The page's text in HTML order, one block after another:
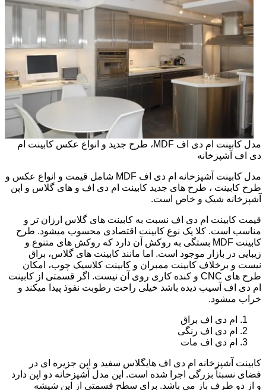
مدل کابینت ام دی اف MDF، طرح جدید و انواع عکس کابینت ام
دی اف آشپزخانه
مدل کابینت آشپزخانه ام دی اف MDF شامل قیمت و انواع عکس و
طرح کابینت ، طرح های جدید کابینت ام دی اف و های گلاس و اپن
آشپزخانه شیک و خاص است.
قیمت کابینت ام دی اف نسبت به کابینت های گلاس ارزان تر و
مناسب است. کلا یک نوع کابینت اقتصادی محسوب میشود. طرح
کابینت MDF بستگی به روکش آن دارد که روکش های متنوع و
زیبایی در بازار موجود است. اما مانند کابینت های گلاس، براق
نیست و برخلاف کابینت ممبران و کابینت کلاسیک چوب، امکان
طرح های CNC و کنده کاری روی آن نیست. اگر قسمتی از کابینت
ام دی اف آسیب دیده باشد خیلی راحت رطوبت نفوذ پیدا میکند و
خراب میشود.
ام دی اف براق
ام دی اف رنگی
ام دی اف مات
کابینت آشپزخانه ام دی اف هایگلاس سفید و اپن جزیره ای در
فضای نسبتاً بزرگی اجرا شده است. این مدل آشپزخانه دو اپن دارد
و از دو طرف باز می باشد. برای سطح قسمتی از اپن شیشه